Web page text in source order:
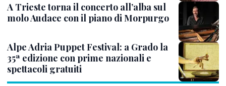
A Trieste torna il concerto all’alba sul
molo Audace con il piano di Morpurgo
Alpe Adria Puppet Festival: a Grado la
35ª edizione con prime nazionali e
spettacoli gratuiti